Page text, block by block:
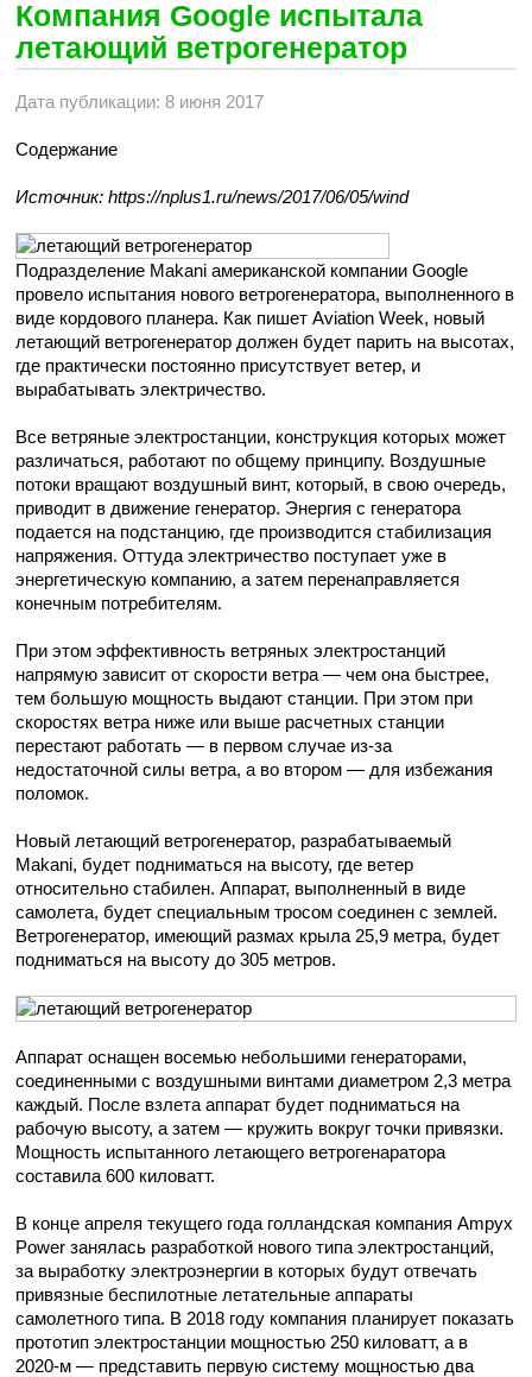
Компания Google испытала
летающий ветрогенератор
Дата публикации: 8 июня 2017
Содержание
Источник: https://nplus1.ru/news/2017/06/05/wind
Подразделение Makani американской компании Google
провело испытания нового ветрогенератора, выполненного в
виде кордового планера. Как пишет Aviation Week, новый
летающий ветрогенератор должен будет парить на высотах,
где практически постоянно присутствует ветер, и
вырабатывать электричество.
Все ветряные электростанции, конструкция которых может
различаться, работают по общему принципу. Воздушные
потоки вращают воздушный винт, который, в свою очередь,
приводит в движение генератор. Энергия с генератора
подается на подстанцию, где производится стабилизация
напряжения. Оттуда электричество поступает уже в
энергетическую компанию, а затем перенаправляется
конечным потребителям.
При этом эффективность ветряных электростанций
напрямую зависит от скорости ветра — чем она быстрее,
тем большую мощность выдают станции. При этом при
скоростях ветра ниже или выше расчетных станции
перестают работать — в первом случае из-за
недостаточной силы ветра, а во втором — для избежания
поломок.
Новый летающий ветрогенератор, разрабатываемый
Makani, будет подниматься на высоту, где ветер
относительно стабилен. Аппарат, выполненный в виде
самолета, будет специальным тросом соединен с землей.
Ветрогенератор, имеющий размах крыла 25,9 метра, будет
подниматься на высоту до 305 метров.
Аппарат оснащен восемью небольшими генераторами,
соединенными с воздушными винтами диаметром 2,3 метра
каждый. После взлета аппарат будет подниматься на
рабочую высоту, а затем — кружить вокруг точки привязки.
Мощность испытанного летающего ветрогенаратора
составила 600 киловатт.
В конце апреля текущего года голландская компания Ampyx
Power занялась разработкой нового типа электростанций,
за выработку электроэнергии в которых будут отвечать
привязные беспилотные летательные аппараты
самолетного типа. В 2018 году компания планирует показать
прототип электростанции мощностью 250 киловатт, а в
2020-м — представить первую систему мощностью два